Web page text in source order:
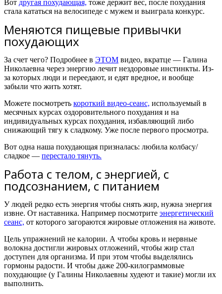
Вот другая похудающая, тоже держит вес, после похудания
стала кататься на велосипеде с мужем и выиграла конкурс.
Меняются пищевые привычки
похудающих
За счет чего? Подробнее в ЭТОМ видео, вкратце — Галина
Николаевна через энергию лечит нездоровые инстинкты. Из-
за которых люди и переедают, и едят вредное, и вообще
забыли что жить хотят.
Можете посмотреть короткий видео-сеанс, используемый в
месячных курсах оздоровительного похудания и на
индивидуальных курсах похудания, избавляющий либо
снижающий тягу к сладкому. Уже после первого просмотра.
Вот одна наша похудающая призналась: любила колбасу/
сладкое — перестало тянуть.
Работа с телом, с энергией, с
подсознанием, с питанием
У людей редко есть энергия чтобы снять жир, нужна энергия
извне. От наставника. Например посмотрите энергетический
сеанс, от которого загораются жировые отложения на животе.
Цель упражнений не калории. А чтобы кровь и нервные
волокна достигли жировых отложений, чтобы жир стал
доступен для организма. И при этом чтобы выделялись
гормоны радости. И чтобы даже 200-килограммовые
похудающие (у Галины Николаевны худеют и такие) могли их
выполнить.